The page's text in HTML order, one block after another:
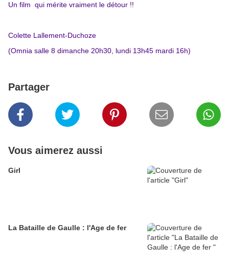
Un film qui mérite vraiment le détour !!
Colette Lallement-Duchoze
(Omnia salle 8 dimanche 20h30, lundi 13h45 mardi 16h)
Partager
Vous aimerez aussi
Girl
La Bataille de Gaulle : l'Age de fer